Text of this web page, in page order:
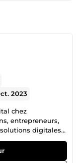
2023
chez
entrepreneurs,
digitales
vous voyiez une
je fais